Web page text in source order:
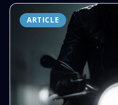
ARTICLE